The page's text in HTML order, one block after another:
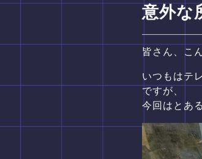
意外な
皆さん、こ
いつもはテ
ですが、
今回はとあ